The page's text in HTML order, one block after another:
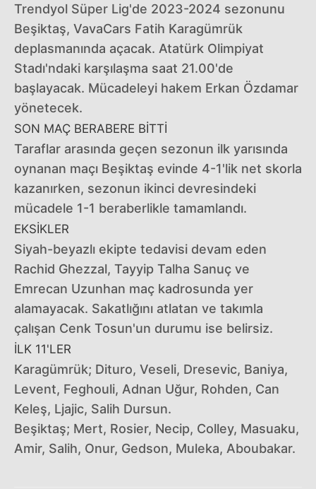
Trendyol Süper Lig'de 2023-2024 sezonunu
Beşiktaş, VavaCars Fatih Karagümrük
deplasmanında açacak. Atatürk Olimpiyat
Stadı'ndaki karşılaşma saat 21.00'de
başlayacak. Mücadeleyi hakem Erkan Özdamar
yönetecek.
SON MAÇ BERABERE BİTTİ
Taraflar arasında geçen sezonun ilk yarısında
oynanan maçı Beşiktaş evinde 4-1'lik net skorla
kazanırken, sezonun ikinci devresindeki
mücadele 1-1 beraberlikle tamamlandı.
EKSİKLER
Siyah-beyazlı ekipte tedavisi devam eden
Rachid Ghezzal, Tayyip Talha Sanuç ve
Emrecan Uzunhan maç kadrosunda yer
alamayacak. Sakatlığını atlatan ve takımla
çalışan Cenk Tosun'un durumu ise belirsiz.
İLK 11'LER
Karagümrük; Dituro, Veseli, Dresevic, Baniya,
Levent, Feghouli, Adnan Uğur, Rohden, Can
Keleş, Ljajic, Salih Dursun.
Beşiktaş; Mert, Rosier, Necip, Colley, Masuaku,
Amir, Salih, Onur, Gedson, Muleka, Aboubakar.